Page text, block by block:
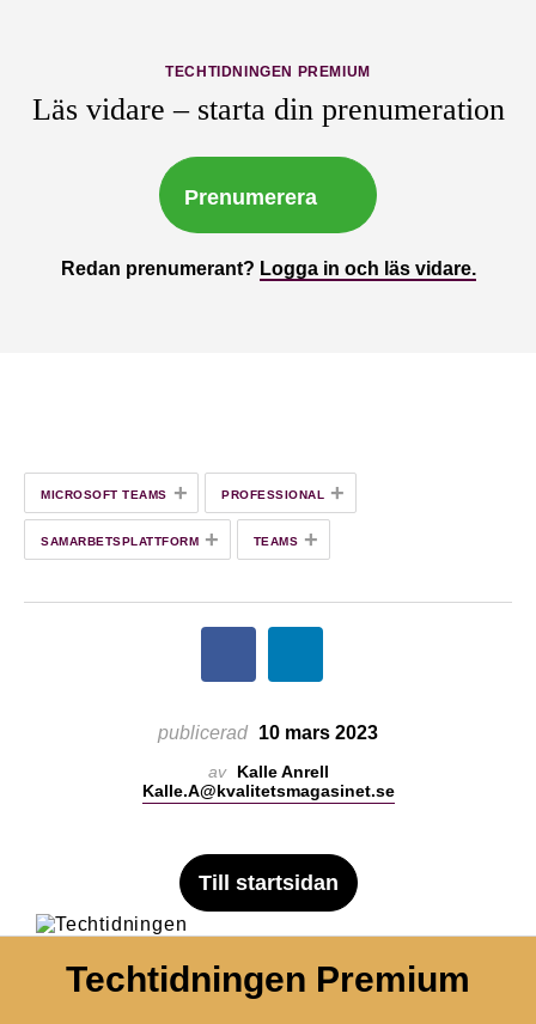
TECHTIDNINGEN PREMIUM
Läs vidare – starta din prenumeration
Prenumerera
Redan prenumerant? Logga in och läs vidare.
MICROSOFT TEAMS + PROFESSIONAL +
SAMARBETSPLATTFORM + TEAMS +
publicerad 10 mars 2023
av
Kalle Anrell
Kalle.A@kvalitetsmagasinet.se
Till startsidan
Techtidningen Premium